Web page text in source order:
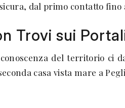
dal primo contatto fino
Trovi sui
del territorio ci
casa vista mare a